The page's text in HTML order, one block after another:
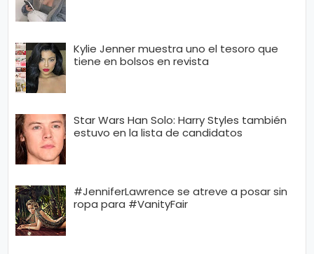
Kylie Jenner muestra uno el tesoro que
tiene en bolsos en revista
Star Wars Han Solo: Harry Styles también
estuvo en la lista de candidatos
#JenniferLawrence se atreve a posar sin
ropa para #VanityFair